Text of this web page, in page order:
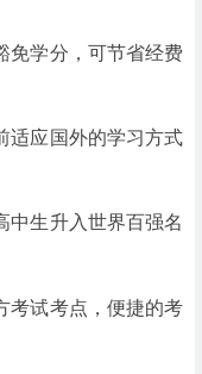
免学分，可节省经费
适应国外的学习方式
中生升入世界百强名
考试考点，便捷的考